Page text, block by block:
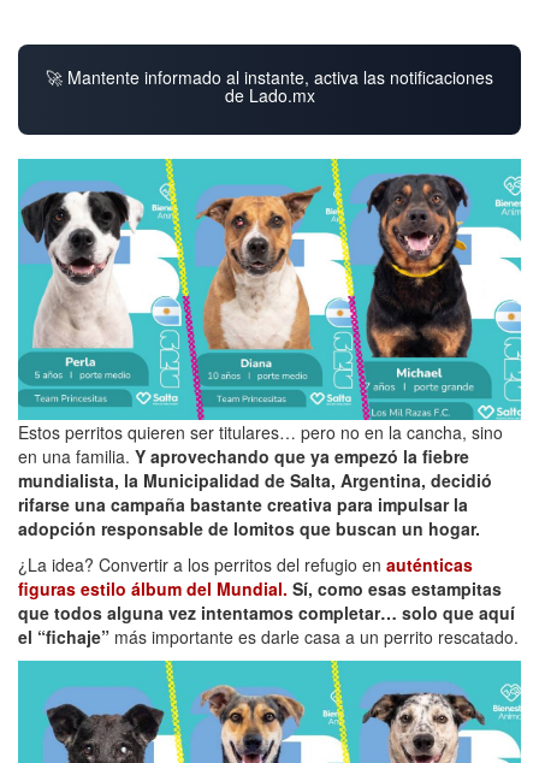
🚀 Mantente informado al instante, activa las notificaciones
de Lado.mx
Estos perritos quieren ser titulares… pero no en la cancha, sino
en una familia. Y aprovechando que ya empezó la fiebre
mundialista, la Municipalidad de Salta, Argentina, decidió
rifarse una campaña bastante creativa para impulsar la
adopción responsable de lomitos que buscan un hogar.
¿La idea? Convertir a los perritos del refugio en auténticas
figuras estilo álbum del Mundial. Sí, como esas estampitas
que todos alguna vez intentamos completar… solo que aquí
el “fichaje” más importante es darle casa a un perrito rescatado.